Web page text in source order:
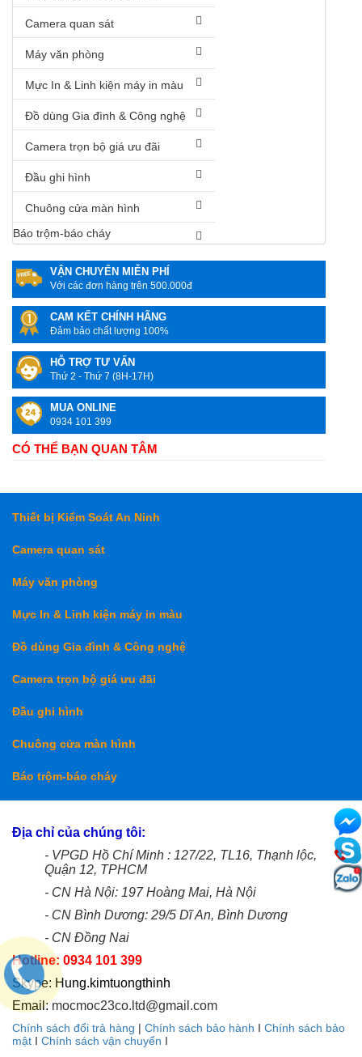
Camera quan sát
Máy văn phòng
Mực In & Linh kiện máy in màu
Đồ dùng Gia đình & Công nghệ
Camera trọn bộ giá ưu đãi
Đầu ghi hình
Chuông cửa màn hình
Báo trộm-báo cháy
VẬN CHUYỂN MIỄN PHÍ
Với các đơn hàng trên 500.000đ
CAM KẾT CHÍNH HÃNG
Đảm bảo chất lượng 100%
HỖ TRỢ TƯ VẤN
Thứ 2 - Thứ 7 (8H-17H)
MUA ONLINE
0934 101 399
CÓ THỂ BẠN QUAN TÂM
Thiết bị Kiểm Soát An Ninh
Camera quan sát
Máy văn phòng
Mực In & Linh kiện máy in màu
Đồ dùng Gia đình & Công nghệ
Camera trọn bộ giá ưu đãi
Đầu ghi hình
Chuông cửa màn hình
Báo trộm-báo cháy
Địa chỉ của chúng tôi:
- VPGD Hồ Chí Minh : 127/22, TL16, Thạnh lộc,
Quận 12, TPHCM
- CN Hà Nội: 197 Hoàng Mai, Hà Nội
- CN Bình Dương: 29/5 Dĩ An, Bình Dương
- CN Đồng Nai
Hotline: 0934 101 399
Skype: Hung.kimtuongthinh
Email:mocmoc23co.ltd@gmail.com
Chính sách đổi trả hàng | Chính sách bảo hành I Chính sách bảo
mật I Chính sách vận chuyển I